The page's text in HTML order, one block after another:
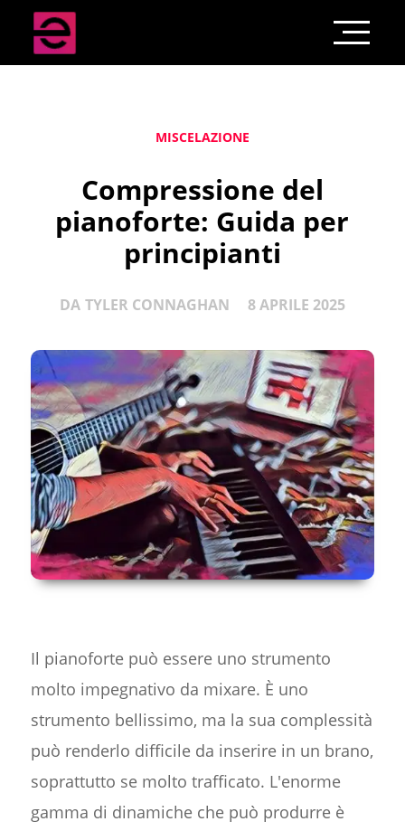
MISCELAZIONE
Compressione del
pianoforte: Guida per
principianti
DA TYLER CONNAGHAN 8 APRILE 2025
Il pianoforte può essere uno strumento
molto impegnativo da mixare. È uno
strumento bellissimo, ma la sua complessità
può renderlo difficile da inserire in un brano,
soprattutto se molto trafficato. L'enorme
gamma di dinamiche che può produrre è